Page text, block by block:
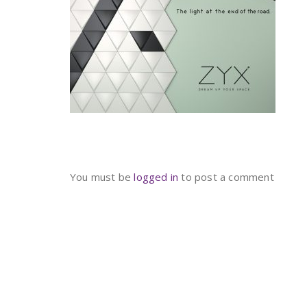
You must belogged in to post a comment